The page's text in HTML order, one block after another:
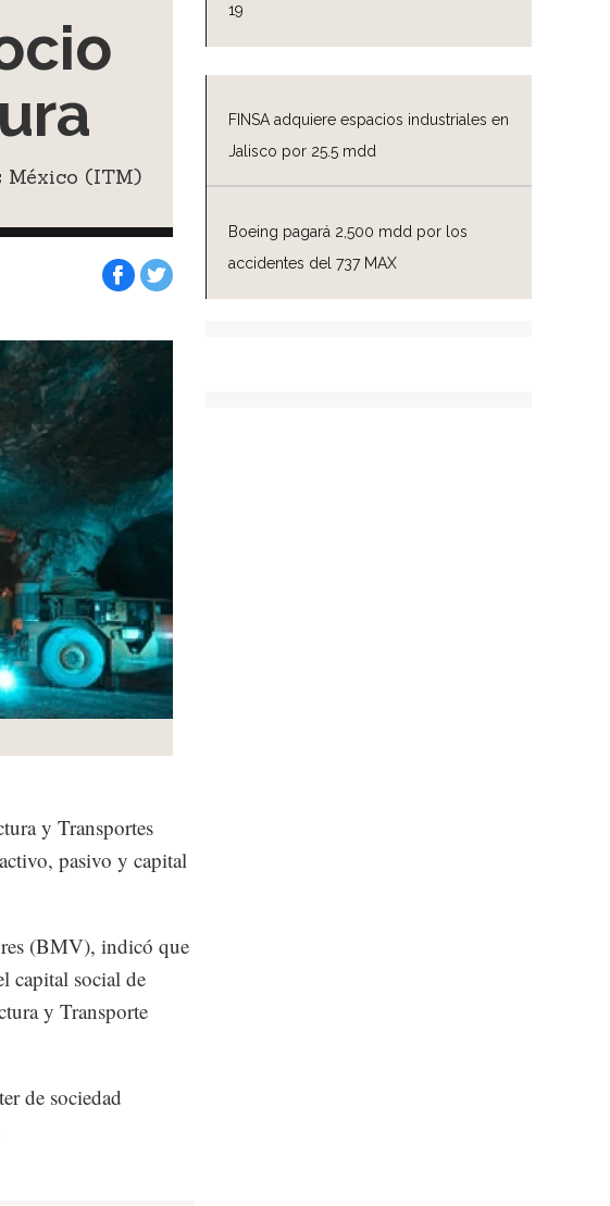
19
FINSA adquiere espacios industriales en
Jalisco por 25.5 mdd
Boeing pagará 2,500 mdd por los
accidentes del 737 MAX
México (ITM)
y Transportes
pasivo y capital
(BMV), indicó que
capital social de
y Transporte
de sociedad